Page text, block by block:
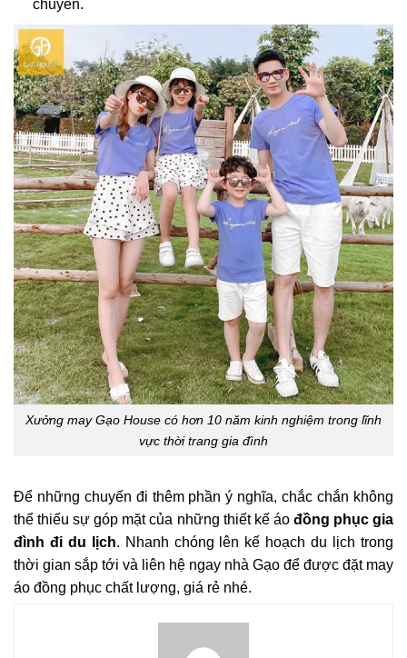
chuyển.
Xưởng may Gạo House có hơn 10 năm kinh nghiệm trong lĩnh
vực thời trang gia đình
Để những chuyến đi thêm phần ý nghĩa, chắc chắn không
thể thiếu sự góp mặt của những thiết kế áo đồng phục gia
đình đi du lịch. Nhanh chóng lên kế hoạch du lịch trong
thời gian sắp tới và liên hệ ngay nhà Gạo để được đặt may
áo đồng phục chất lượng, giá rẻ nhé.